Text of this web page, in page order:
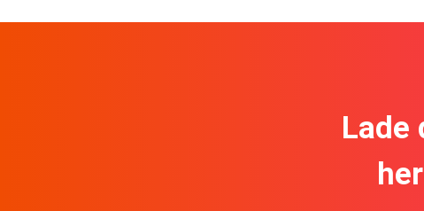
Lade